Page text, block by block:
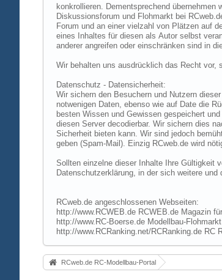
konkrollieren. Dementsprechend
Diskussionsforum und Flohmarkt bei
Forum und an einer vielzahl von Plätzen auf
eines Inhaltes für diesen als Autor selbst
anderer angreifen oder einschränken sind in
Wir behalten uns ausdrücklich das Recht vor,
Datenschutz - Datensicherheit:
Wir sichern den Besuchern und Nutzern
notwenigen Daten, ebenso wie auf Date die
besten Wissen und Gewissen gespeichert
diesen Server decodierbar. Wir sichern dies
Sicherheit bieten kann. Wir sind jedoch
geben (Spam-Mail). Einzig RCweb.de wird
Sollten einzelne dieser Inhalte Ihre Gültigkeit
Datenschutzerklärung, in der sich weitere
RCweb.de angeschlossenen Webseiten:
http://www.RCWEB.de RCWEB.de Magazin
http://www.RC-Boerse.de Modellbau-Flohmarkt
http://www.RCRanking.net/RCRanking.de RC
RCweb.de RC-Modellbau-Portal